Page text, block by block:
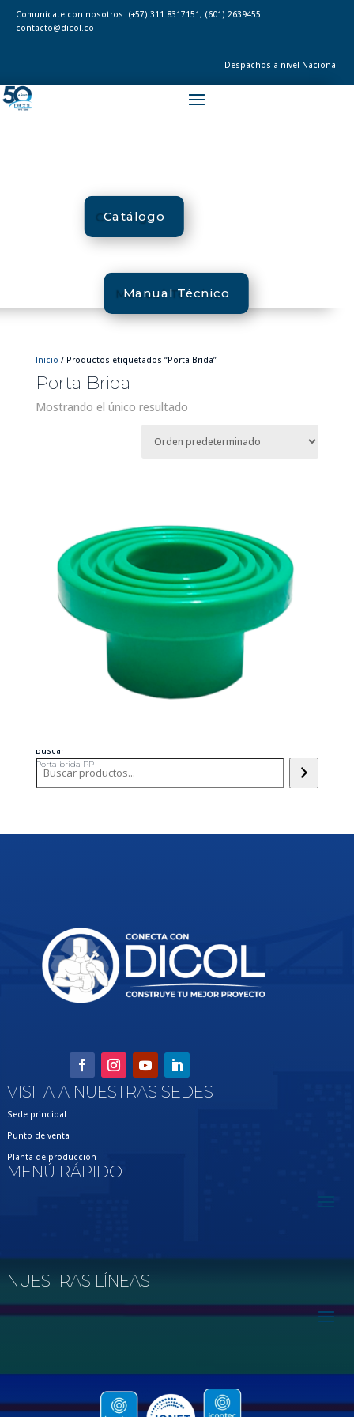
Comunícate con nosotros: (+57) 311 8317151, (601) 2639455.
contacto@dicol.co
Despachos a nivel Nacional
Catálogo
Manual Técnico
Inicio / Productos etiquetados “Porta Brida”
Porta Brida
Mostrando el único resultado
Porta brida PP
Buscar
VISITA A NUESTRAS SEDES
Sede principal
Punto de venta
Planta de producción
MENÚ RÁPIDO
NUESTRAS LÍNEAS